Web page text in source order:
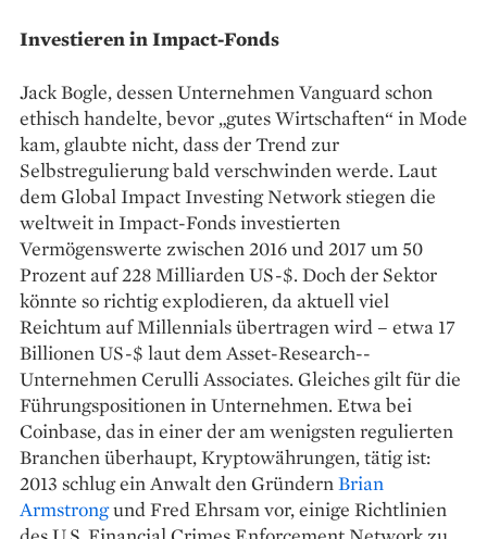
Investieren in Impact-Fonds
Jack Bogle, dessen Unternehmen Vanguard schon
ethisch handelte, bevor „gutes Wirtschaften“ in Mode
kam, glaubte nicht, dass der Trend zur
Selbstregulierung bald verschwinden werde. Laut
dem Global Impact Investing Network stiegen die
weltweit in Impact-Fonds investierten
Vermögenswerte ­zwischen 2016 und 2017 um 50
Prozent auf 228 Milliarden US-$. Doch der Sektor
könnte so richtig explodieren, da aktuell viel
Reichtum auf Millennials übertragen wird – etwa 17
Billionen US-$ laut dem Asset-Research-­
Unternehmen Cerulli Associates. Gleiches gilt für die
Führungspositionen in Unternehmen. Etwa bei
Coinbase, das in einer der am wenigsten regulierten
Branchen überhaupt, Kryptowährungen, tätig ist:
2013 schlug ein Anwalt den GründernBrian
Armstrongund Fred Ehrsam vor, einige Richtlinien